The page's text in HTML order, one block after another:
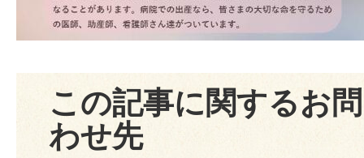
この記事に関するお
わせ先